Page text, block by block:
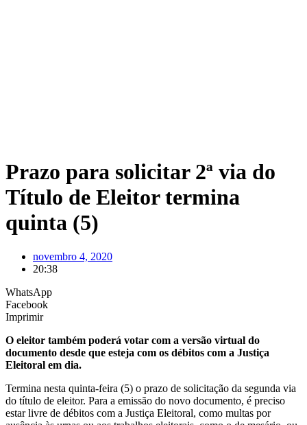
Prazo para solicitar 2ª via do
Título de Eleitor termina
quinta (5)
novembro 4, 2020
20:38
WhatsApp
Facebook
Imprimir
O eleitor também poderá votar com a versão virtual do
documento desde que esteja com os débitos com a Justiça
Eleitoral em dia.
Termina nesta quinta-feira (5) o prazo de solicitação da segunda via
do título de eleitor. Para a emissão do novo documento, é preciso
estar livre de débitos com a Justiça Eleitoral, como multas por